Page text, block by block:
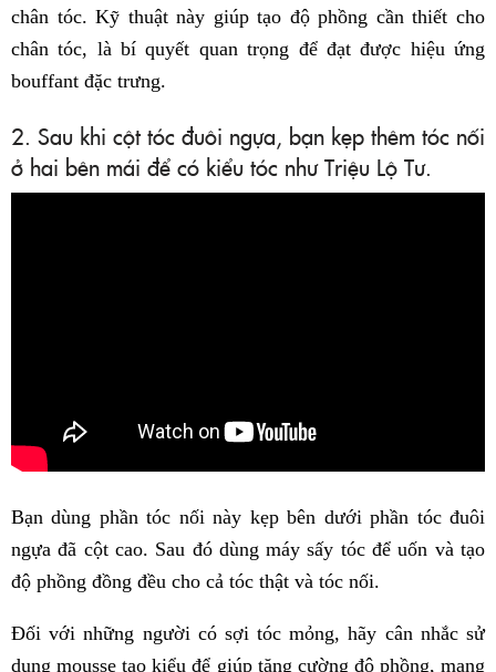
chân tóc. Kỹ thuật này giúp tạo độ phồng cần thiết cho
chân tóc, là bí quyết quan trọng để đạt được hiệu ứng
bouffant đặc trưng.
2. Sau khi cột tóc đuôi ngựa, bạn kẹp thêm tóc nối
ở hai bên mái để có kiểu tóc như Triệu Lộ Tư.
Bạn dùng phần tóc nối này kẹp bên dưới phần tóc đuôi
ngựa đã cột cao. Sau đó dùng máy sấy tóc để uốn và tạo
độ phồng đồng đều cho cả tóc thật và tóc nối.
Đối với những người có sợi tóc mỏng, hãy cân nhắc sử
dụng mousse tạo kiểu để giúp tăng cường độ phồng, mang